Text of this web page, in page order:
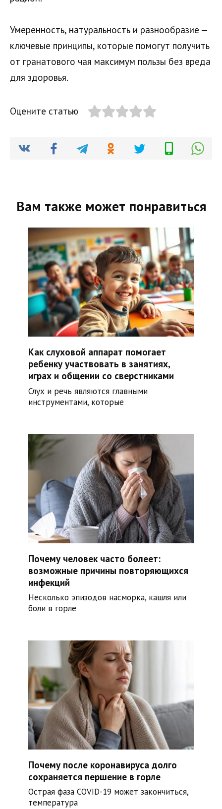
Умеренность, натуральность и разнообразие —
ключевые принципы, которые помогут получить
от гранатового чая максимум пользы без вреда
для здоровья.
Оцените статью
Вам также может понравиться
Как слуховой аппарат помогает
ребенку участвовать в занятиях,
играх и общении со сверстниками
Слух и речь являются главными
инструментами, которые
Почему человек часто болеет:
возможные причины повторяющихся
инфекций
Несколько эпизодов насморка, кашля или
боли в горле
Почему после коронавируса долго
сохраняется першение в горле
Острая фаза COVID-19 может закончиться,
температура